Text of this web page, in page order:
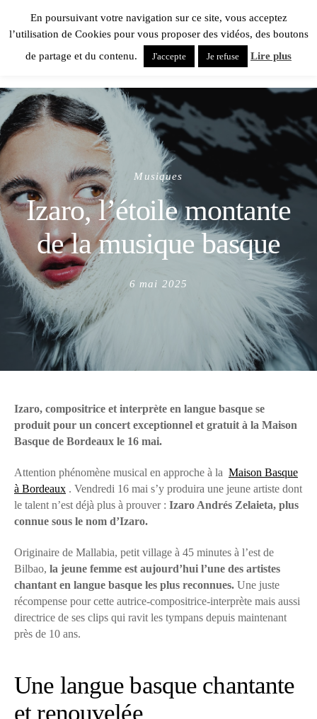
Musiques
Izaro, l’étoile montante
de la musique basque
Posted
6 mai 2025
Izaro, compositrice et interprète en langue basque se
produit pour un concert exceptionnel et gratuit à la Maison
Basque de Bordeaux le 16 mai.
Attention phénomène musical en approche à la Maison Basque
à Bordeaux . Vendredi 16 mai s’y produira une jeune artiste dont
le talent n’est déjà plus à prouver : Izaro Andrés Zelaieta, plus
connue sous le nom d’Izaro.
Originaire de Mallabia, petit village à 45 minutes à l’est de
Bilbao, la jeune femme est aujourd’hui l’une des artistes
chantant en langue basque les plus reconnues. Une juste
récompense pour cette autrice-compositrice-interprète mais aussi
directrice de ses clips qui ravit les tympans depuis maintenant
près de 10 ans.
Une langue basque chantante
et renouvelée
En poursuivant votre navigation sur ce site, vous acceptez
l’utilisation de Cookies pour vous proposer des vidéos, des boutons
de partage et du contenu.
J'accepte Je refuse Lire plus